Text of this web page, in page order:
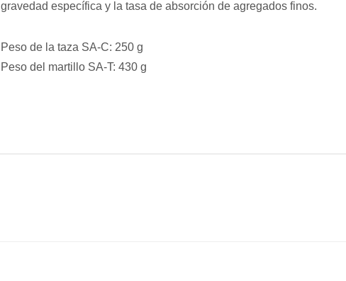
gravedad específica y la tasa de absorción de agregados finos.
Peso de la taza SA-C: 250 g
Peso del martillo SA-T: 430 g